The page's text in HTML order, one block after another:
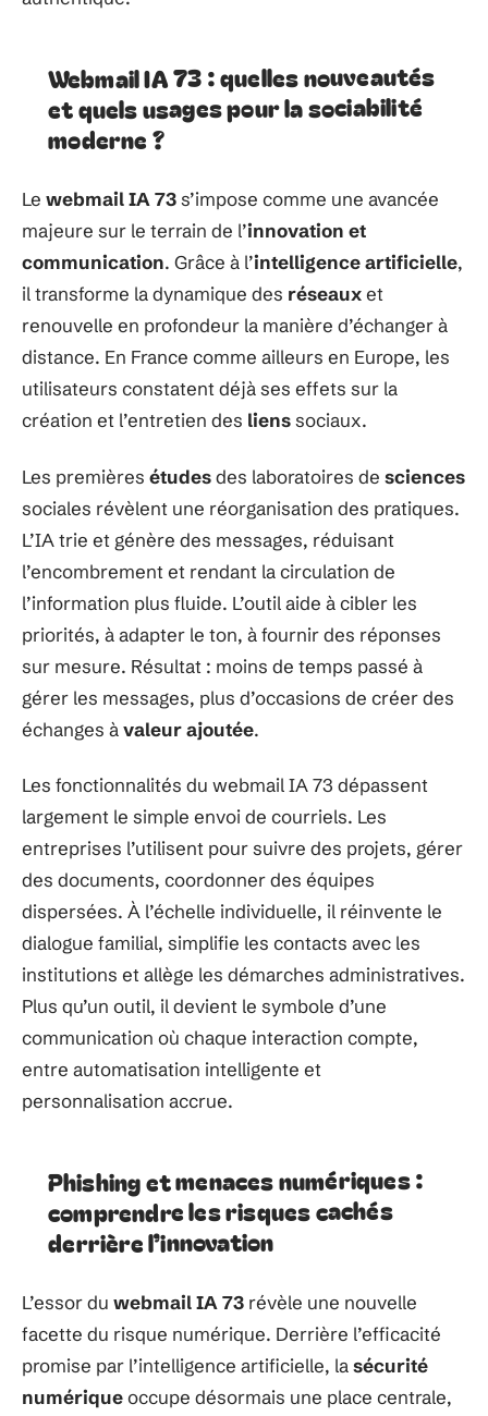
Webmail IA 73 : quelles nouveautés
et quels usages pour la sociabilité
moderne ?
Le webmail IA 73s’impose comme une avancée
majeure sur le terrain de l’innovation et
communication. Grâce à l’intelligence artificielle,
il transforme la dynamique des réseauxet
renouvelle en profondeur la manière d’échanger à
distance. En France comme ailleurs en Europe, les
utilisateurs constatent déjà ses effets sur la
création et l’entretien des lienssociaux.
Les premières étudesdes laboratoires de sciences
sociales révèlent une réorganisation des pratiques.
L’IA trie et génère des messages, réduisant
l’encombrement et rendant la circulation de
l’information plus fluide. L’outil aide à cibler les
priorités, à adapter le ton, à fournir des réponses
sur mesure. Résultat : moins de temps passé à
gérer les messages, plus d’occasions de créer des
échanges àvaleur ajoutée.
Les fonctionnalités du webmail IA 73 dépassent
largement le simple envoi de courriels. Les
entreprises l’utilisent pour suivre des projets, gérer
des documents, coordonner des équipes
dispersées. À l’échelle individuelle, il réinvente le
dialogue familial, simplifie les contacts avec les
institutions et allège les démarches administratives.
Plus qu’un outil, il devient le symbole d’une
communication où chaque interaction compte,
entre automatisation intelligente et
personnalisation accrue.
Phishing et menaces numériques :
comprendre les risques cachés
derrière l’innovation
L’essor du webmail IA 73 révèle une nouvelle
facette du risque numérique. Derrière l’efficacité
promise par l’intelligence artificielle, lasécurité
numériqueoccupe désormais une place centrale,